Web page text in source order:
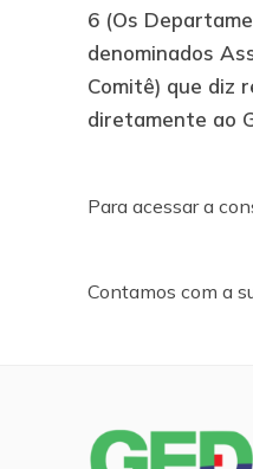
6 (Os
denominados
Comitê) que diz
diretamente ao
Para acessar a
Contamos com a